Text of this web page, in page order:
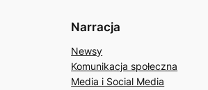
Narracja
Newsy
Komunikacja społeczna
Media i Social Media